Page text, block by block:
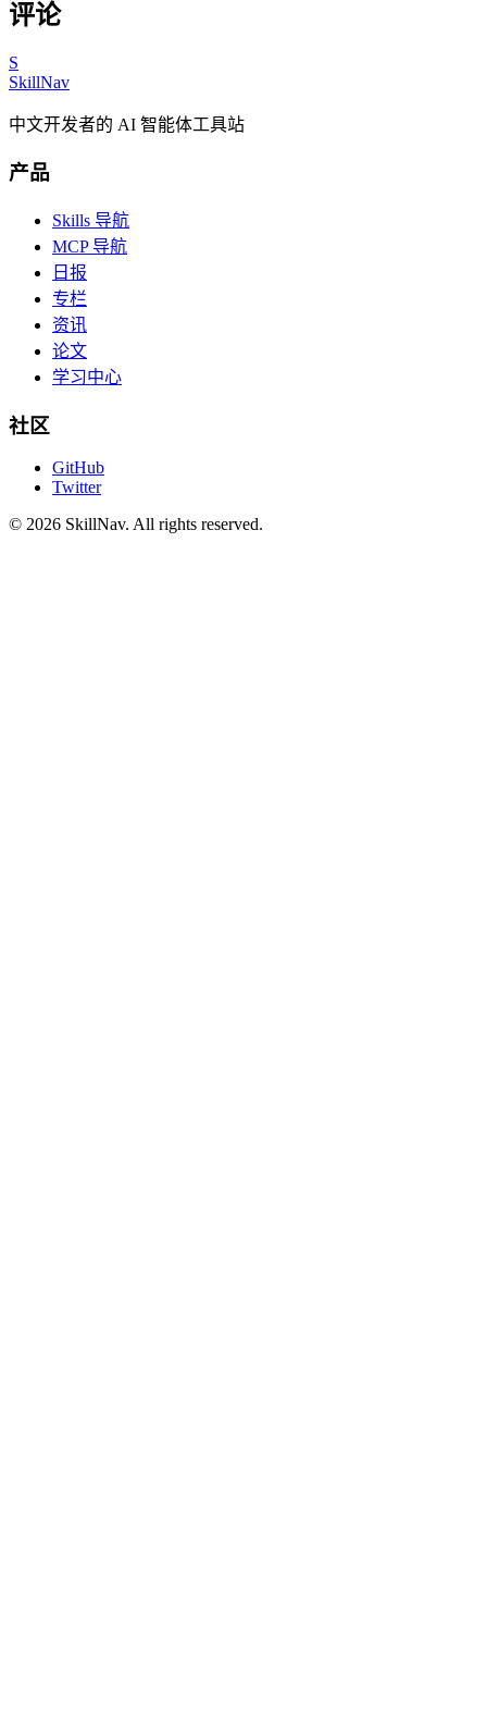
评论
S
SkillNav
中文开发者的 AI 智能体工具站
产品
Skills 导航
MCP 导航
日报
专栏
资讯
论文
学习中心
社区
GitHub
Twitter
© 2026 SkillNav. All rights reserved.